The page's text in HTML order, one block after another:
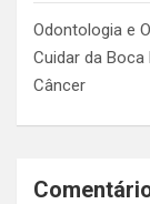
Odontologia e
Cuidar da
Câncer